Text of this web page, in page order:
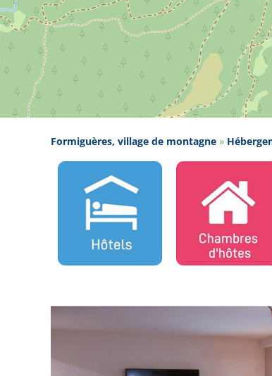
Formiguères, village de montagne »